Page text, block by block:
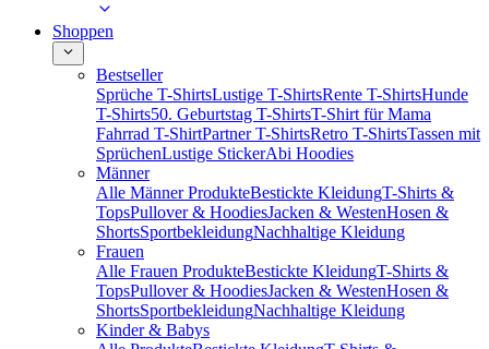
Shoppen
Bestseller
Sprüche T-ShirtsLustige T-ShirtsRente T-ShirtsHunde
T-Shirts50. Geburtstag T-ShirtsT-Shirt für Mama
Fahrrad T-ShirtPartner T-ShirtsRetro T-ShirtsTassen mit
SprüchenLustige StickerAbi Hoodies
Männer
Alle Männer ProdukteBestickte KleidungT-Shirts &
TopsPullover & HoodiesJacken & WestenHosen &
ShortsSportbekleidungNachhaltige Kleidung
Frauen
Alle Frauen ProdukteBestickte KleidungT-Shirts &
TopsPullover & HoodiesJacken & WestenHosen &
ShortsSportbekleidungNachhaltige Kleidung
Kinder & Babys